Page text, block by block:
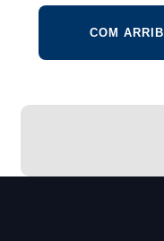
COM